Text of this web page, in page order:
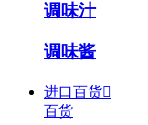
调味汁
调味酱
进口百货
百货